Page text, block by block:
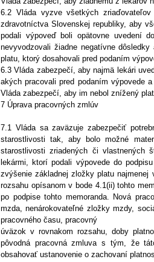
6.2 Vláda vyzve všetkých
zdravotníctva Slovenskej republiky, aby
podali výpoveď boli opätovne uvedení
nevyvodzovali žiadne negatívne
platu, ktorý dosahovali pred podaním
6.3 Vláda zabezpečí, aby najmä lekári
akých pracovali pred podaním výpovede
Vláda zabezpečí, aby im nebol znížený
7 Úprava pracovných zmlúv
7.1 Vláda sa zaväzuje zabezpečiť
starostlivosti tak, aby bolo možné
starostlivosti zriadených či vlastnených
lekármi, ktorí podali výpovede do
zvýšenie základnej zložky platu
rozsahu opísanom v bode 4.1(ii) tohto
po podpise tohto memoranda. Nová
mzda, nenárokovateľné zložky mzdy,
pracovného času, pracovný
úväzok v rovnakom rozsahu, doby
pôvodná pracovná zmluva s tým, že
obsahovať ustanovenie o zachovaní